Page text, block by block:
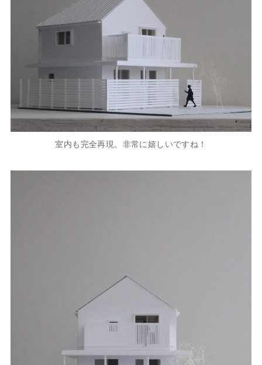
室内も完全再現。非常に嬉しいですね！